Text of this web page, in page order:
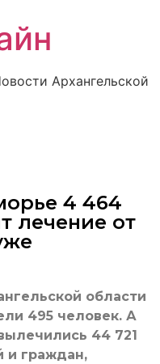
Архангельской
4 464
лечение от
области
495 человек. А
44 721
и граждан,